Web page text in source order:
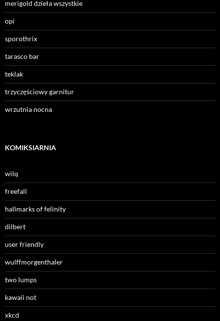
merigold dzieła wszystkie
opi
sporothrix
tarasco bar
teklak
trzyczęściowy garnitur
wrzutnia nocna
KOMIKSIARNIA
wilq
freefall
hallmarks of felinity
dilbert
user friendly
wulffmorgenthaler
two lumps
kawaii not
xkcd